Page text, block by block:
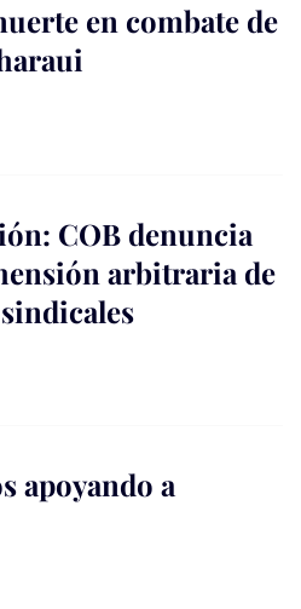
en combate de
COB denuncia
arbitraria de
apoyando a